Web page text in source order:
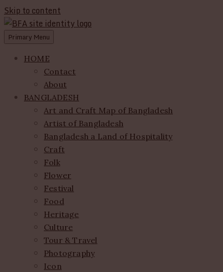
Skip to content
Bangladesh Fashion Archive
ethics + aesthetics = sustainable fashion
Primary Menu
HOME
Contact
About
BANGLADESH
Art and Craft Map of Bangladesh
Artist of Bangladesh
Bangladesh a Land of Hospitality
Craft
Folk
Flower
Festival
Food
Heritage
Culture
Tour & Travel
Photography
Icon